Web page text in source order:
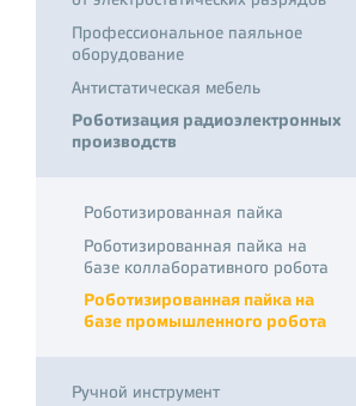
Профессиональное паяльное
оборудование
Антистатическая мебель
Роботизация радиоэлектронных
производств
Роботизированная пайка
Роботизированная пайка на
базе коллаборативного робота
Роботизированная пайка на
базе промышленного робота
Ручной инструмент